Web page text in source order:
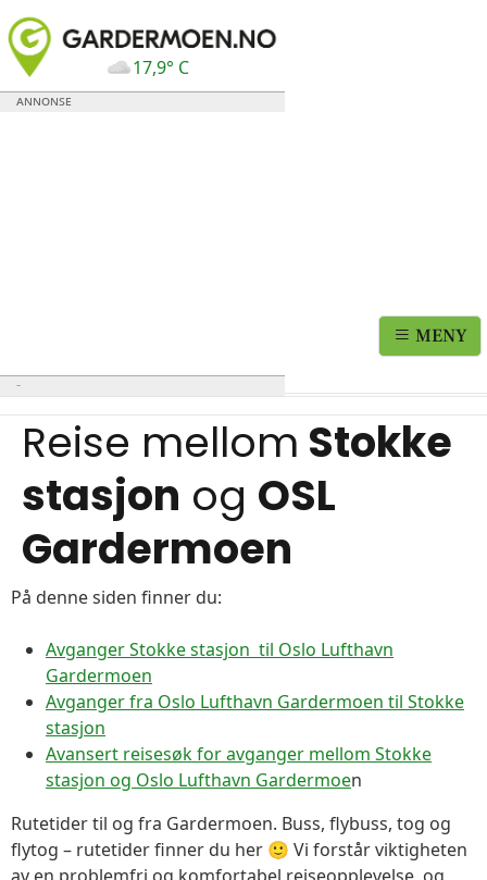
17,9° C
MENY
Reise mellom Stokke
stasjon og OSL
Gardermoen
På denne siden finner du:
Avganger Stokke stasjon til Oslo Lufthavn
Gardermoen
Avganger fra Oslo Lufthavn Gardermoen til Stokke
stasjon
Avansert reisesøk for avganger mellom Stokke
stasjon og Oslo Lufthavn Gardermoen
Rutetider til og fra Gardermoen. Buss, flybuss, tog og
flytog – rutetider finner du her 🙂 Vi forstår viktigheten